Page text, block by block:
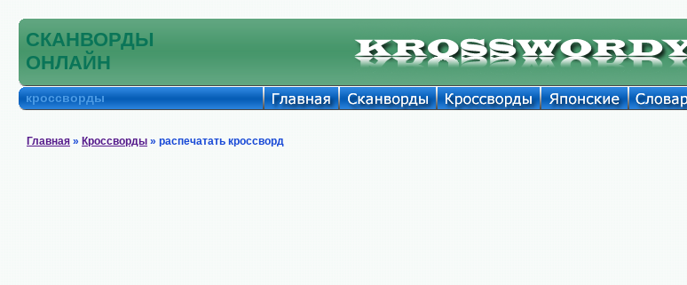
СКАНВОРДЫ
ОНЛАЙН
кроссворды
Главная » Кроссворды » распечатать кроссворд